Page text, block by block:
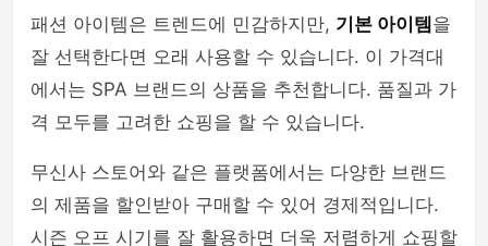
패션 아이템은 트렌드에 민감하지만, 기본 아이템 을
잘 선택한다면 오래 사용할 수 있습니다. 이 가격대
에서는 SPA 브랜드의 상품을 추천합니다. 품질과 가
격 모두를 고려한 쇼핑을 할 수 있습니다.
무신사 스토어와 같은 플랫폼에서는 다양한 브랜드
의 제품을 할인받아 구매할 수 있어 경제적입니다.
시즌 오프 시기를 잘 활용하면 더욱 저렴하게 쇼핑할